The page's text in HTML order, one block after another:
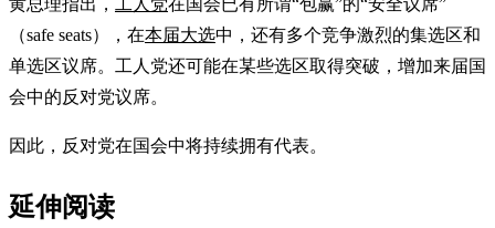
（safe seats），在本届大选中，还有多个竞争激烈的集选区和
单选区议席。工人党还可能在某些选区取得突破，增加来届国
会中的反对党议席。
因此，反对党在国会中将持续拥有代表。
延伸阅读